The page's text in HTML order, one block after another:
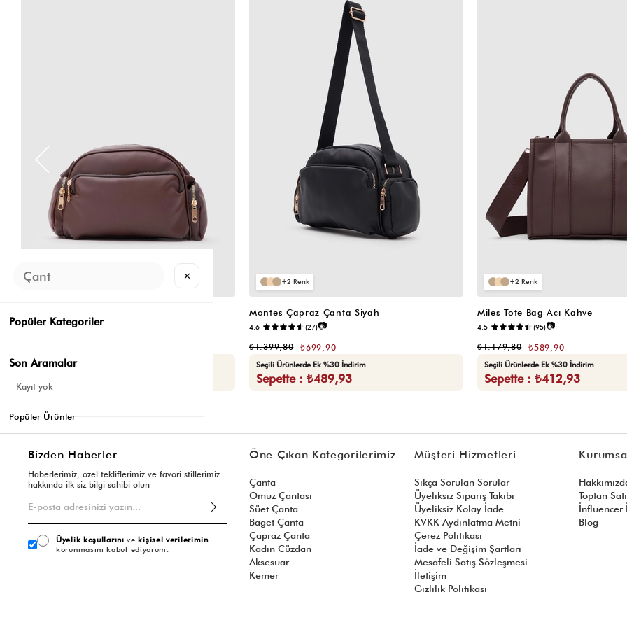
4.5 (12)📷
Seçili Ürünlerde Ek %30 İndirim
2
Montes Çapraz Çanta Siyah
4.6 (27)📷
₺699,90
₺1.399,80
Seçili Ürünlerde Ek %30 İndirim
Sepette : ₺489,93
2
Miles Tote Bag Acı Kahve
4.5 (95)📷
₺589,90
₺1.179,80
Seçili Ürünlerde Ek %30 İndirim
Sepette : ₺412,93
Bizden Haberler
Haberlerimiz, özel tekliflerimiz ve favori stillerimiz
hakkında ilk siz bilgi sahibi olun
Üyelik koşullarını vekişisel verilerimin
korunmasını kabul ediyorum.
Öne Çıkan Kategorilerimiz
Çanta
Omuz Çantası
Süet Çanta
Baget Çanta
Çapraz Çanta
Kadın Cüzdan
Aksesuar
Kemer
Müşteri Hizmetleri
Sıkça Sorulan Sorular
Üyeliksiz Sipariş Takibi
Üyeliksiz Kolay İade
KVKK Aydınlatma Metni
Çerez Politikası
İade ve Değişim Şartları
Mesafeli Satış Sözleşmesi
İletişim
Gizlilik Politikası
Toptan
İnfluencer
Blog
✕
Popüler Kategoriler
Son Aramalar
Kayıt yok
Popüler Ürünler